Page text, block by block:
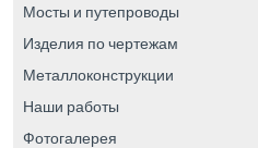
Мосты и путепроводы
Изделия по чертежам
Металлоконструкции
Наши работы
Фотогалерея